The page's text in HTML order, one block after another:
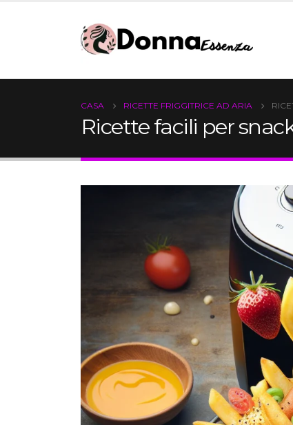
CASA RICETTE FRIGGITRICE AD ARIA
Ricette facili per